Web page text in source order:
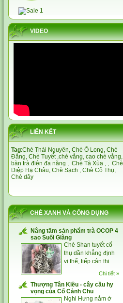
VIDEO
LIÊN KẾT
Tag:Chè Thái Nguyên, Chè Ô Long, Chè
Đắng, Chè Tuyết,chè vằng, cao chè vằng,
bàn trà điện đa năng , Chè Tà Xùa , , Chè
Diệp Hạ Châu, Chè Sạch , Chè Cổ Thụ,
Chè dây
CHÈ XANH VÀ CÔNG DỤNG
Nâng tầm sản phẩm trà OCOP 4
sao Suối Giàng
Chè Shan tuyết cổ
thụ dần khẳng định
vị thế, tiếp cận thị ...
Chi tiết »
Thượng Tân Kiều - cây cầu hy
vọng của Cố Cảnh Chu
Nghi Hưng nằm ở